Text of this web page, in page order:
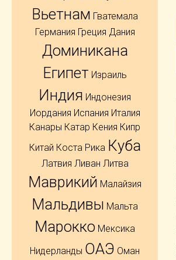
Вьетнам Гватемала
Германия Греция Дания
Доминикана
Египет Израиль
Индия Индонезия
Иордания Испания Италия
Канары Катар Кения Кипр
Китай Коста Рика Куба
Латвия Ливан Литва
Маврикий Малайзия
Мальдивы Мальта
Марокко Мексика
Нидерланды ОАЭ Оман